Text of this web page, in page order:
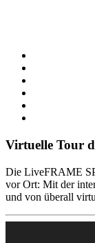
Virtuelle Tour
Die LiveFRAME
vor Ort: Mit der
und von überall